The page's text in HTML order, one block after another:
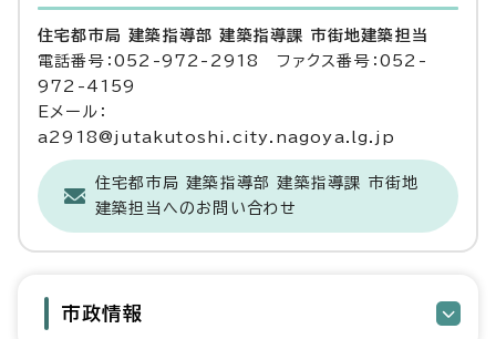
住宅都市局 建築指導部 建築指導課 市街地建築担当
電話番号：052-972-2918 ファクス番号：052-
972-4159
Eメール：
a2918@jutakutoshi.city.nagoya.lg.jp
住宅都市局 建築指導部 建築指導課 市街地
建築担当へのお問い合わせ
市政情報